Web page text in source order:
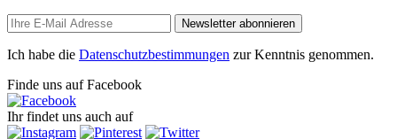
Newsletter abonnieren
Ich habe die Datenschutzbestimmungen zur Kenntnis genommen.
Finde uns auf Facebook
Ihr findet uns auch auf